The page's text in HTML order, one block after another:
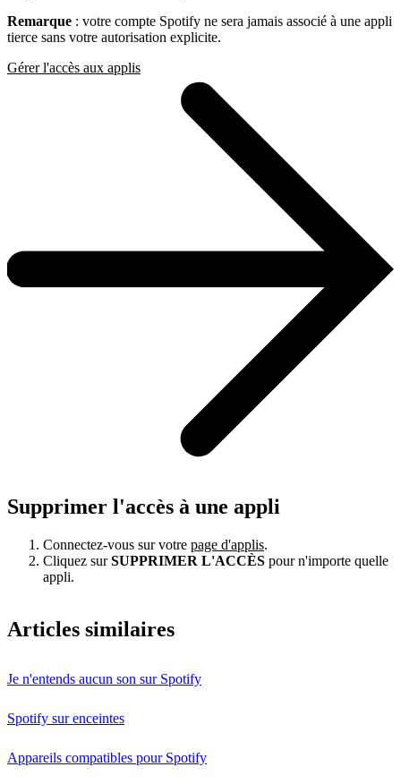
Remarque : votre compte Spotify ne sera jamais associé à une appli
tierce sans votre autorisation explicite.
Gérer l'accès aux applis
Supprimer l'accès à une appli
Connectez-vous sur votre page d'applis.
Cliquez surSUPPRIMER L'ACCÈS pour n'importe quelle
appli.
Articles similaires
Je n'entends aucun son sur Spotify
Spotify sur enceintes
Appareils compatibles pour Spotify